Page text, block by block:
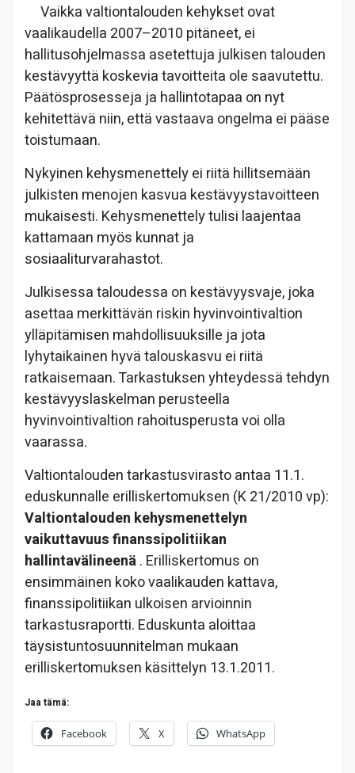
Vaikka valtiontalouden kehykset ovat
vaalikaudella 2007–2010 pitäneet, ei
hallitusohjelmassa asetettuja julkisen talouden
kestävyyttä koskevia tavoitteita ole saavutettu.
Päätösprosesseja ja hallintotapaa on nyt
kehitettävä niin, että vastaava ongelma ei pääse
toistumaan.
Nykyinen kehysmenettely ei riitä hillitsemään
julkisten menojen kasvua kestävyystavoitteen
mukaisesti. Kehysmenettely tulisi laajentaa
kattamaan myös kunnat ja
sosiaaliturvarahastot.
Julkisessa taloudessa on kestävyysvaje, joka
asettaa merkittävän riskin hyvinvointivaltion
ylläpitämisen mahdollisuuksille ja jota
lyhytaikainen hyvä talouskasvu ei riitä
ratkaisemaan. Tarkastuksen yhteydessä tehdyn
kestävyyslaskelman perusteella
hyvinvointivaltion rahoitusperusta voi olla
vaarassa.
Valtiontalouden tarkastusvirasto antaa 11.1.
eduskunnalle erilliskertomuksen (K 21/2010 vp):
Valtiontalouden kehysmenettelyn
vaikuttavuus finanssipolitiikan
hallintavälineenä. Erilliskertomus on
ensimmäinen koko vaalikauden kattava,
finanssipolitiikan ulkoisen arvioinnin
tarkastusraportti. Eduskunta aloittaa
täysistuntosuunnitelman mukaan
erilliskertomuksen käsittelyn 13.1.2011.
Jaa tämä:
Facebook X WhatsApp